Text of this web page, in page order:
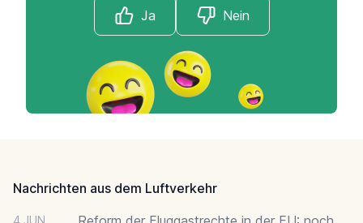
Ja Nein
Nachrichten aus dem Luftverkehr
4 JUN